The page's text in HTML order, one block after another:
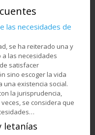
las necesidades de
se ha reiterado una y
las necesidades
satisfacer
sino escoger la vida
una existencia social.
la jurisprudencia,
se considera que
letanías